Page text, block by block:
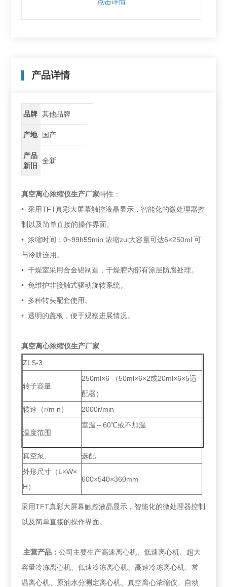
产品详情
品牌 其他品牌
产地 国产
产品
新旧
全新
真空离心浓缩仪生产厂家特性：
• 采用TFT真彩大屏幕触控液晶显示，智能化的微处理器控
制以及简单直接的操作界面。
• 浓缩时间：0~99h59min 浓缩zui大容量可达6×250ml 可
与冷阱连用。
• 干燥室采用合金铝制造，干燥腔内部有涂层防腐处理。
• 免维护非接触式驱动旋转系统。
• 多种转头配套使用。
• 透明的盖板，便于观察进展情况。
真空离心浓缩仪生产厂家
ZLS-3
转子容量
250ml×6 （50ml×6×2或20ml×6×5适
配器）
转速（r/m n）
2000r/min
温度范围
室温～60℃或不加温
真空泵
选配
外形尺寸（L×W×
H）
600×540×360mm
采用TFT真彩大屏幕触控液晶显示，智能化的微处理器控制
以及简单直接的操作界面。
主营产品：公司主要生产高速离心机、低速离心机、超大
容量冷冻离心机、低速冷冻离心机、高速冷冻离心机、常
温离心机、原油水分测定离心机、真空离心浓缩仪、自动